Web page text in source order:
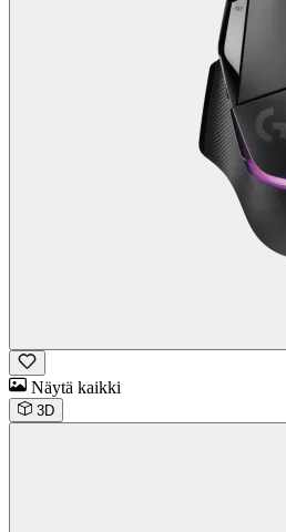
Näytä kaikki
3D